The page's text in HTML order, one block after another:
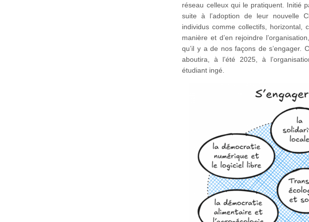
réseau celleux qui le pratiquent. Initié
suite à l’adoption de leur nouvelle
individus comme collectifs, horizontal,
manière et d’en rejoindre
qu’il y a de nos façons de s’engager.
aboutira, à l’été 2025, à
étudiant ingé.